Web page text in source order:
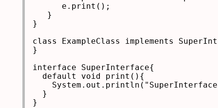
      e.print();
   }
}
class ExampleClass implements
}
interface SuperInterface{
  default void print(){
  }
}